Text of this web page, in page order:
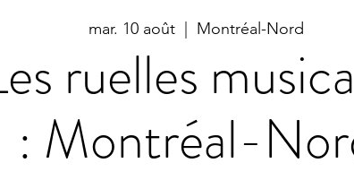
mar. 10 août Montréal-Nord
ruelles
: Montréal-